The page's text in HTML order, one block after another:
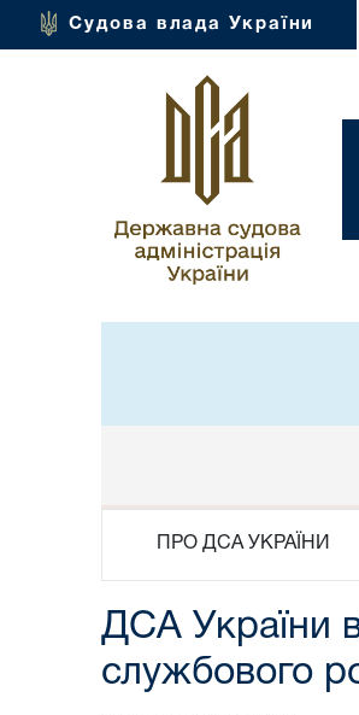
Судова влада України
ПРО ДСА УКРАЇНИ
ДСА України
службового